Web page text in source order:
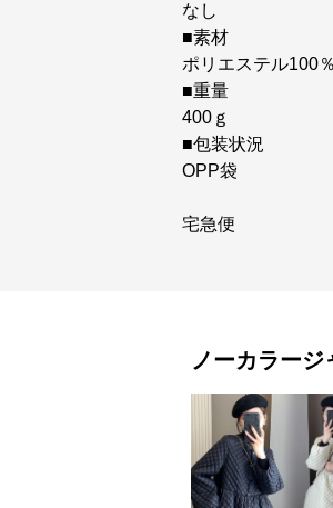
なし
■素材
ポリエステル100％
■重量
400ｇ
■包装状況
OPP袋
宅急便
ノーカラージ